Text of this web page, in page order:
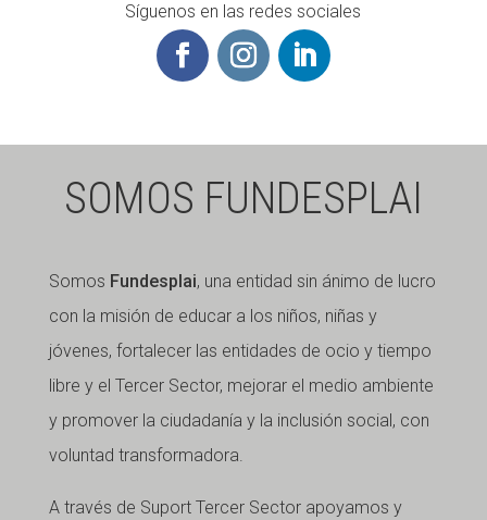
Síguenos en las redes sociales
SOMOS FUNDESPLAI
Somos Fundesplai, una entidad sin ánimo de lucro
con la misión de educar a los niños, niñas y
jóvenes, fortalecer las entidades de ocio y tiempo
libre y el Tercer Sector, mejorar el medio ambiente
y promover la ciudadanía y la inclusión social, con
voluntad transformadora.
A través de Suport Tercer Sector apoyamos y